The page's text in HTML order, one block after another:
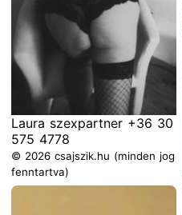
Laura szexpartner +36 30
575 4778
© 2026 csajszik.hu (minden jog
fenntartva)